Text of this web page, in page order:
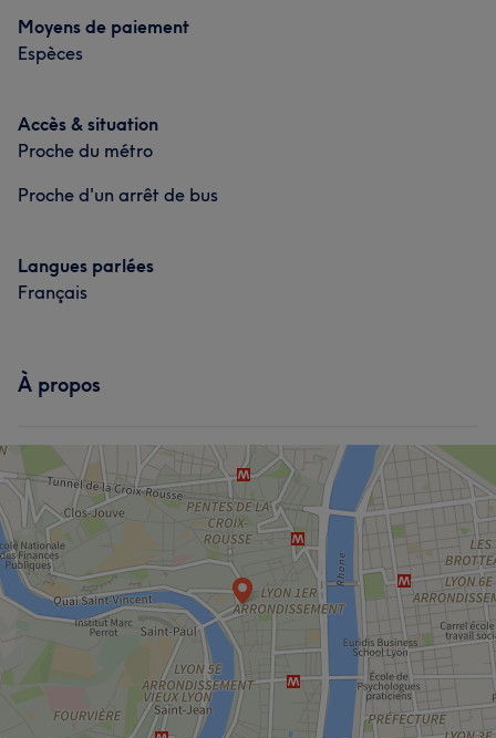
Moyens de paiement
Espèces
Accès & situation
Proche du métro
Proche d'un arrêt de bus
Langues parlées
Français
À propos